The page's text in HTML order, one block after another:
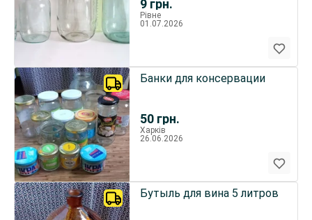
9 грн.
Рівне
01.07.2026
50 грн.
Банки для консервации
Харків
26.06.2026
Бутыль для вина 5 литров